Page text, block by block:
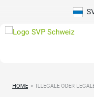
HOME > ILLEGALE ODER